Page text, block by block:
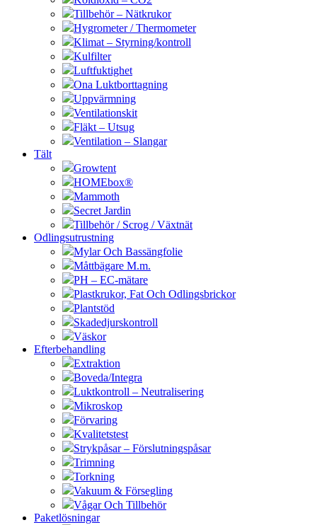
Tillbehör – Nätkrukor
Hygrometer / Thermometer
Klimat – Styrning/kontroll
Kulfilter
Luftfuktighet
Ona Luktborttagning
Uppvärmning
Ventilationskit
Fläkt – Utsug
Ventilation – Slangar
Tält
Growtent
HOMEbox®
Mammoth
Secret Jardin
Tillbehör / Scrog / Växtnät
Odlingsutrustning
Mylar Och Bassängfolie
Måttbägare M.m.
PH – EC-mätare
Plastkrukor, Fat Och Odlingsbrickor
Plantstöd
Skadedjurskontroll
Väskor
Efterbehandling
Extraktion
Boveda/Integra
Luktkontroll – Neutralisering
Mikroskop
Förvaring
Kvalitetstest
Strykpåsar – Förslutningspåsar
Trimning
Torkning
Vakuum & Försegling
Vågar Och Tillbehör
Paketlösningar